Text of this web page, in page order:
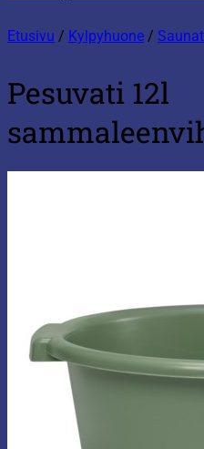
Etusivu / Kylpyhuone /
Pesuvati 12l